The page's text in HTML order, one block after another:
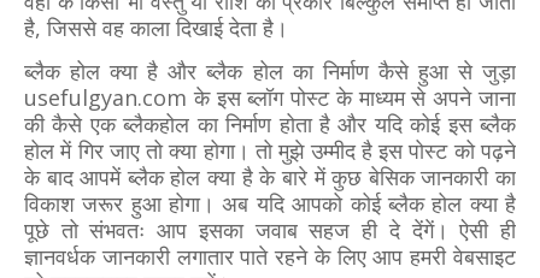
है, जिससे वह काला दिखाई देता है।
ब्लैक होल क्या है और ब्लैक होल का निर्माण कैसे हुआ से जुड़ा
usefulgyan.com के इस ब्लॉग पोस्ट के माध्यम से अपने जाना
की कैसे एक ब्लैकहोल का निर्माण होता है और यदि कोई इस ब्लैक
होल में गिर जाए तो क्या होगा। तो मुझे उम्मीद है इस पोस्ट को पढ़ने
के बाद आपमें ब्लैक होल क्या है के बारे में कुछ बेसिक जानकारी का
विकाश जरूर हुआ होगा। अब यदि आपको कोई ब्लैक होल क्या है
पूछे तो संभवतः आप इसका जवाब सहज ही दे देंगें।ऐसी ही
ज्ञानवर्धक जानकारी लगातार पाते रहने के लिए आप हमरी वेबसाइट